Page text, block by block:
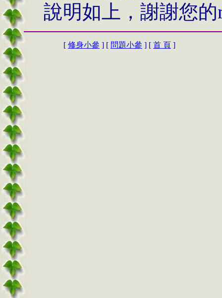
說明如上，謝謝您的
[ 修身小參 ] [ 問題小參 ] [ 首 頁 ]